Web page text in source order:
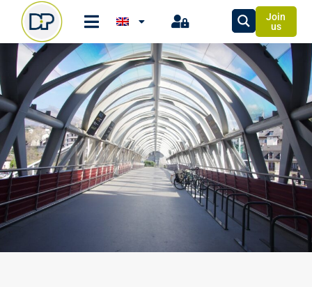
Join
us